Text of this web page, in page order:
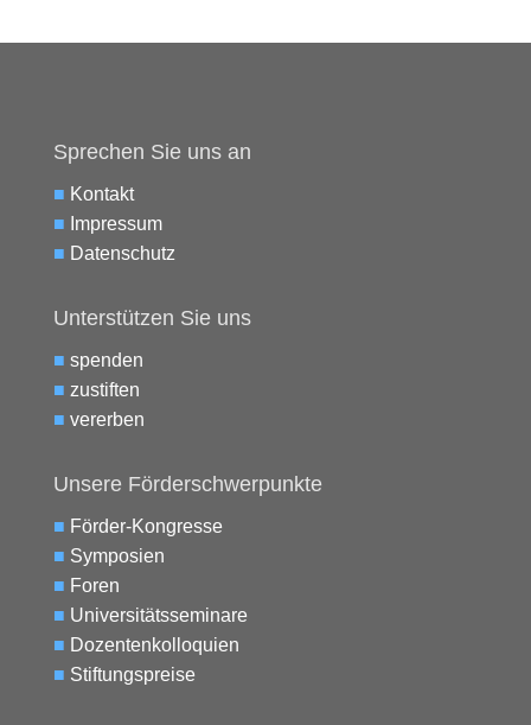
Sprechen Sie uns an
■ Kontakt
■ Impressum
■ Datenschutz
Unterstützen Sie uns
■ spenden
■ zustiften
■ vererben
Unsere Förderschwerpunkte
■ Förder-Kongresse
■ Symposien
■ Foren
■ Universitätsseminare
■ Dozentenkolloquien
■ Stiftungspreise